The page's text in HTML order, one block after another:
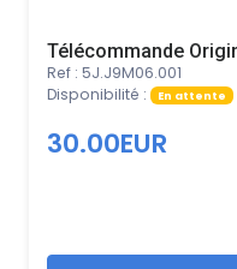
Télécommande
Ref : 5J.J9M06.001
Disponibilité :
En attente
30.00EUR